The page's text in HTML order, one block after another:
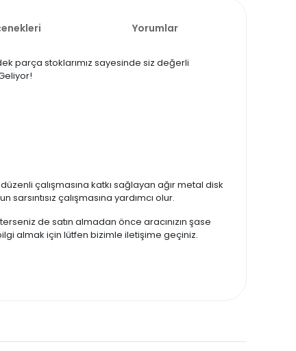
Yorumlar
parça stoklarımız sayesinde siz değerli
çalışmasına katkı sağlayan ağır metal disk
çalışmasına yardımcı olur.
de satın almadan önce aracınızın şase
almak için lütfen bizimle iletişime geçiniz.